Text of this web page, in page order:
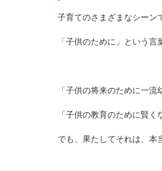
子育てのさまざまなシーン
「子供のために」という言
「子供の将来のために一流
「子供の教育のために賢く
でも、果たしてそれは、本